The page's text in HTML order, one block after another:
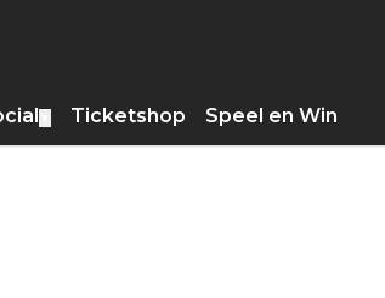
Ticketshop Speel en Win